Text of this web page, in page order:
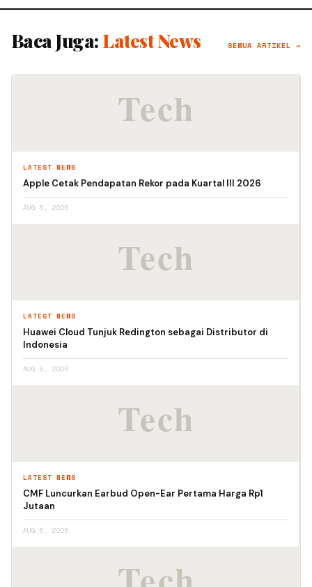
Baca Juga: Latest News SEMUA ARTIKEL →
LATEST NEWS
Apple Cetak Pendapatan Rekor pada Kuartal III 2026
AUG 5, 2026
LATEST NEWS
Huawei Cloud Tunjuk Redington sebagai Distributor di
Indonesia
AUG 5, 2026
LATEST NEWS
CMF Luncurkan Earbud Open-Ear Pertama Harga Rp1
Jutaan
AUG 5, 2026